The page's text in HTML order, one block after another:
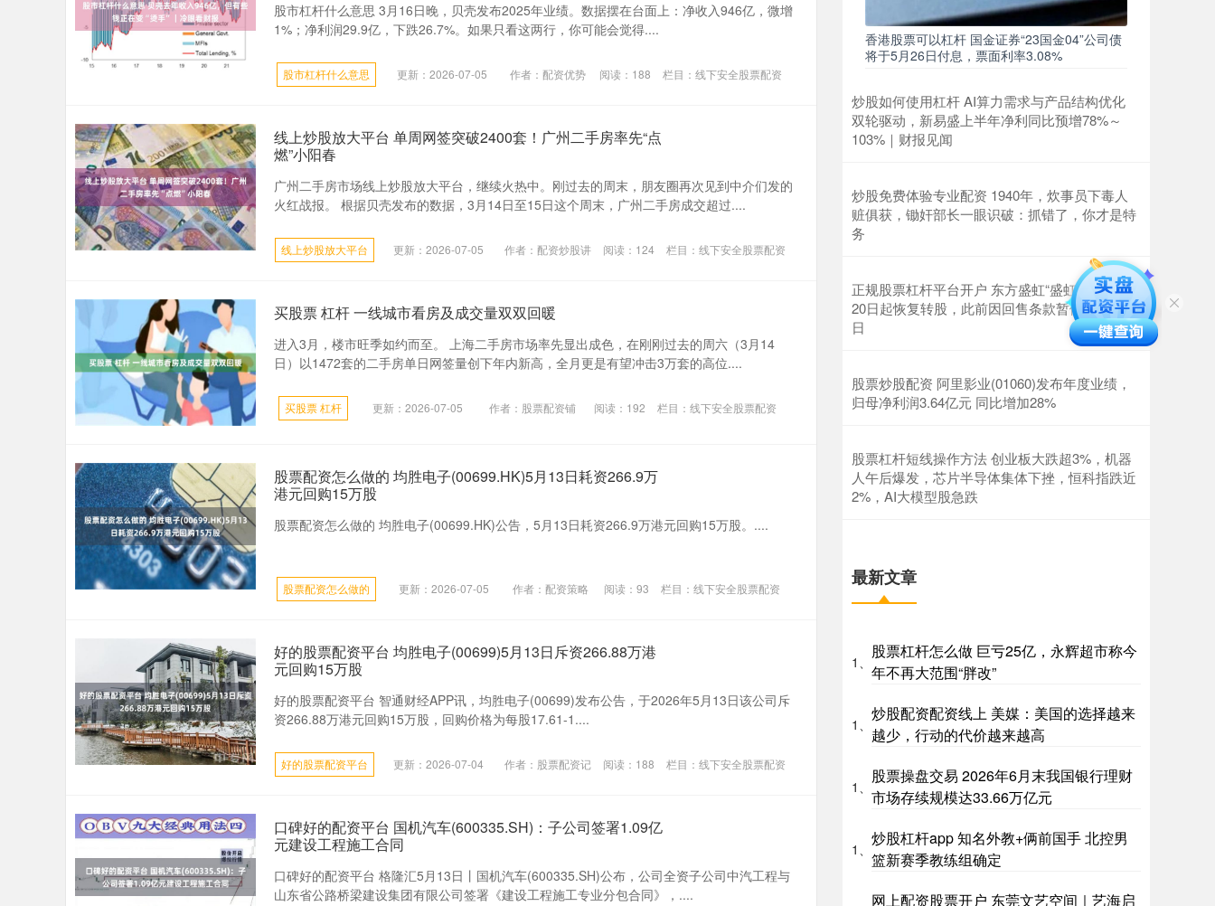
股市杠杆什么意思 3月16日晚，贝壳发布2025年业绩。数据摆在台面上：净收入946亿，微增
1%；净利润29.9亿，下跌26.7%。如果只看这两行，你可能会觉得....
股市杠杆什么意思 更新：2026-07-05 作者：配资优势 阅读： 188 栏目：线下安全股票配资
线上炒股放大平台 单周网签突破2400套！广州二手房率先“点
燃”小阳春
广州二手房市场线上炒股放大平台，继续火热中。刚过去的周末，朋友圈再次见到中介们发的
火红战报。 根据贝壳发布的数据，3月14日至15日这个周末，广州二手房成交超过....
线上炒股放大平台 更新：2026-07-05 作者：配资炒股讲 阅读： 124 栏目： 线下安全股票配资
买股票 杠杆 一线城市看房及成交量双双回暖
进入3月，楼市旺季如约而至。 上海二手房市场率先显出成色，在刚刚过去的周六（3月14
日）以1472套的二手房单日网签量创下年内新高，全月更是有望冲击3万套的高位....
买股票 杠杆 更新：2026-07-05 作者：股票配资铺 阅读： 192 栏目： 线下安全股票配资
股票配资怎么做的 均胜电子(00699.HK)5月13日耗资266.9万
港元回购15万股
股票配资怎么做的 均胜电子(00699.HK)公告，5月13日耗资266.9万港元回购15万股。....
股票配资怎么做的 更新：2026-07-05 作者：配资策略 阅读：93 栏目：线下安全股票配资
好的股票配资平台 均胜电子(00699)5月13日斥资266.88万港
元回购15万股
好的股票配资平台 智通财经APP讯，均胜电子(00699)发布公告，于2026年5月13日该公司斥
资266.88万港元回购15万股，回购价格为每股17.61-1....
好的股票配资平台 更新：2026-07-04 作者：股票配资记 阅读： 188 栏目： 线下安全股票配资
口碑好的配资平台 国机汽车(600335.SH)：子公司签署1.09亿
元建设工程施工合同
口碑好的配资平台 格隆汇5月13日丨国机汽车(600335.SH)公布，公司全资子公司中汽工程与
山东省公路桥梁建设集团有限公司签署《建设工程施工专业分包合同》，....
香港股票可以杠杆 国金证券“23国金04”公司债
将于5月26日付息，票面利率3.08%
炒股如何使用杠杆 AI算力需求与产品结构优化
双轮驱动，新易盛上半年净利同比预增78%～
103%｜财报见闻
炒股免费体验专业配资 1940年，炊事员下毒人
赃俱获，锄奸部长一眼识破：抓错了，你才是特
务
正规股票杠杆平台开户 东方盛虹“盛虹转债”5月
20日起恢复转股，此前因回售条款暂停5个交易
日
股票炒股配资 阿里影业(01060)发布年度业绩，
归母净利润3.64亿元 同比增加28%
股票杠杆短线操作方法 创业板大跌超3%，机器
人午后爆发，芯片半导体集体下挫，恒科指跌近
2%，AI大模型股急跌
最新文章
1、
股票杠杆怎么做 巨亏25亿，永辉超市称今
年不再大范围“胖改”
1、
炒股配资配资线上 美媒：美国的选择越来
越少，行动的代价越来越高
1、
股票操盘交易 2026年6月末我国银行理财
市场存续规模达33.66万亿元
1、
炒股杠杆app 知名外教+俩前国手 北控男
篮新赛季教练组确定
网上配资股票开户 东莞文艺空间｜艺海启